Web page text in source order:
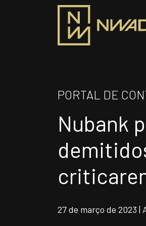
Somos a NWADV
Entregas e Soluções
Prêmios/
PORTAL DE
Nubank
27 de março de 2023 |